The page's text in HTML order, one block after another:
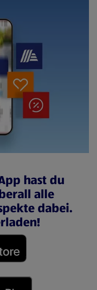
hast du
alle
dabei.